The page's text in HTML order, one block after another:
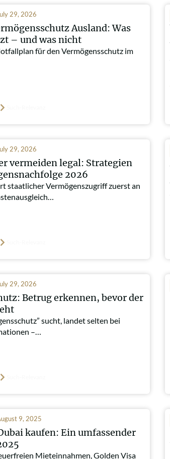
29, 2026
Ausland: Was
– und was nicht
für den Vermögensschutz im
29, 2026
vermeiden legal: Strategien
2026
staatlicher Vermögenszugriff zuerst an
29, 2026
Betrug erkennen, bevor der
sucht, landet selten bei
–…
9, 2025
kaufen: Ein umfassender
Mieteinnahmen, Golden Visa